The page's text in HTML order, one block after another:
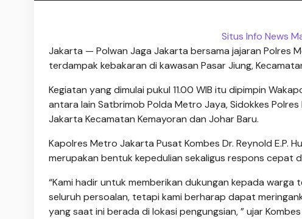
Situs Info News
Jakarta — Polwan Jaga Jakarta bersama jajaran Polres
terdampak kebakaran di kawasan Pasar Jiung,
Kegiatan yang dimulai pukul 11.00 WIB itu dipimpin
antara lain Satbrimob Polda Metro Jaya, Sidokkes
Jakarta Kecamatan Kemayoran dan Johar Baru.
Kapolres Metro Jakarta Pusat Kombes Dr. Reynold E.P.
merupakan bentuk kepedulian sekaligus respons cepat
“Kami hadir untuk memberikan dukungan kepada
seluruh persoalan, tetapi kami berharap dapat
yang saat ini berada di lokasi pengungsian, ” ujar